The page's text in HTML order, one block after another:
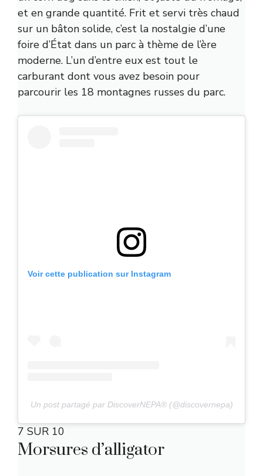
et en grande quantité. Frit et servi très chaud
sur un bâton solide, c’est la nostalgie d’une
foire d’État dans un parc à thème de l’ère
moderne. L’un d’entre eux est tout le
carburant dont vous avez besoin pour
parcourir les 18 montagnes russes du parc.
Voir cette publication sur Instagram
Un post partagé par DiscoverNEPA® (@discovernepa)
7 SUR 10
Morsures d’alligator